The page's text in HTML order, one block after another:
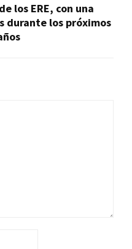
los ERE, con una
durante los próximos